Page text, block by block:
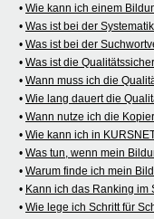
• Wie kann ich einem
• Was ist bei der
• Was ist bei der
• Was ist die
• Wann muss ich die
• Wie lang dauert die
• Wann nutze ich die
• Wie kann ich in
• Was tun, wenn mein
• Warum finde ich mein
• Kann ich das Ranking
• Wie lege ich Schritt für